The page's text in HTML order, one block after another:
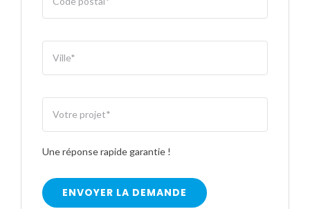
Une réponse rapide garantie !
ENVOYER LA DEMANDE